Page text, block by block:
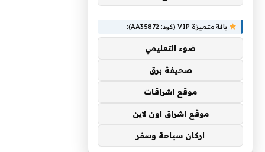
باقة متميزة VIP (كود: AA35872):
ضوء التعليمي
صحيفة برق
موقع اشراقات
موقع اشراق اون لاين
اركان سياحة وسفر